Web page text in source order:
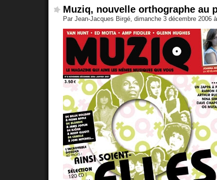
Muziq, nouvelle orthographe au
Par Jean-Jacques Birgé, dimanche 3 décembre 2006